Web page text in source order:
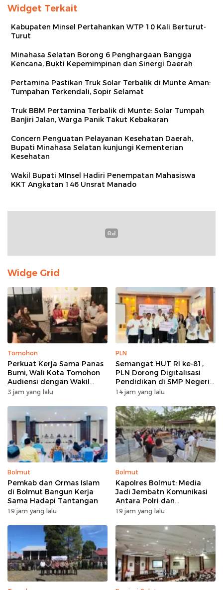
Widget Terkait
Kabupaten Minsel Pertahankan WTP 10 Kali Berturut-
Turut
Minahasa Selatan Borong 6 Penghargaan Bangga
Kencana, Bukti Kepemimpinan dan Sinergi Daerah
Pertamina Pastikan Truk Solar Terbalik di Munte Aman:
Tumpahan Terkendali, Sopir Selamat
Truk BBM Pertamina Terbalik di Munte: Solar Tumpah
Banjiri Jalan, Warga Panik Takut Kebakaran
Concern Penguatan Pelayanan Kesehatan Daerah,
Bupati Minahasa Selatan kunjungi Kementerian
Kesehatan
Wakil Bupati MInsel Hadiri Penempatan Mahasiswa
KKT Angkatan 146 Unsrat Manado
Widge Grid
Tomohon
Perkuat Kerja Sama Panas
Bumi, Wali Kota Tomohon
Audiensi dengan Wakil
Dubes Selandia Baru
3 jam yang lalu
PLN
Semangat HUT RI ke-81,
PLN Dorong Digitalisasi
Pendidikan di SMP Negeri
1 Palu Lewat Program TJSL
14 jam yang lalu
Bolmut
Pemkab dan Ormas Islam
di Bolmut Bangun Kerja
Sama Hadapi Tantangan
19 jam yang lalu
Bolmut
Kapolres Bolmut: Media
Jadi Jembatn Komunikasi
Antara Polri dan
Masyarakat
19 jam yang lalu